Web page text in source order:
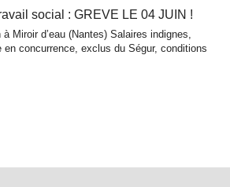
social : GREVE LE 04 JUIN !
Miroir d’eau (Nantes) Salaires indignes,
en concurrence, exclus du Ségur, conditions